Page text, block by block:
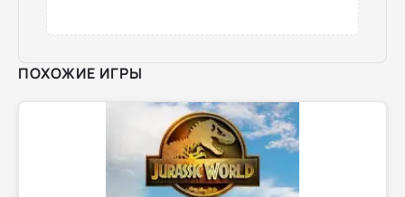
ПОХОЖИЕ ИГРЫ